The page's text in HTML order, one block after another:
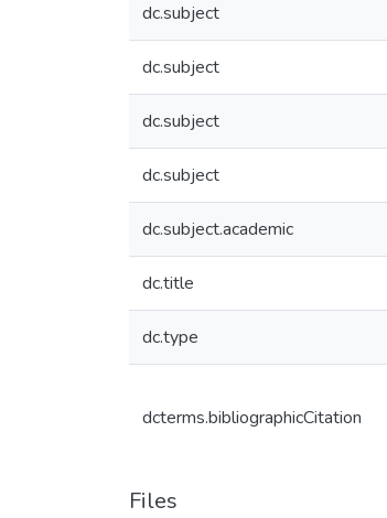
dc.subject
dc.subject
dc.subject
dc.subject
dc.subject.academic
dc.title
dc.type
dcterms.bibliographicCitation
Files